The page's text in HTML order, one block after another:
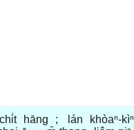
chi̍t hāng ; lán khòaⁿ-kìⁿ